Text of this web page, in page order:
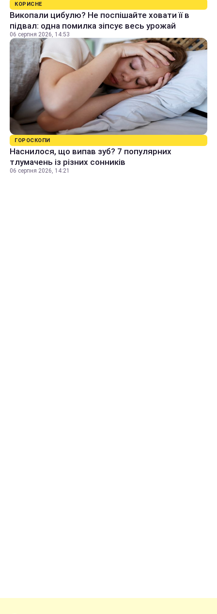
КОРИСНЕ
Викопали цибулю? Не поспішайте ховати її в
підвал: одна помилка зіпсує весь урожай
06 серпня 2026, 14:53
ГОРОСКОПИ
Наснилося, що випав зуб? 7 популярних
тлумачень із різних сонників
06 серпня 2026, 14:21